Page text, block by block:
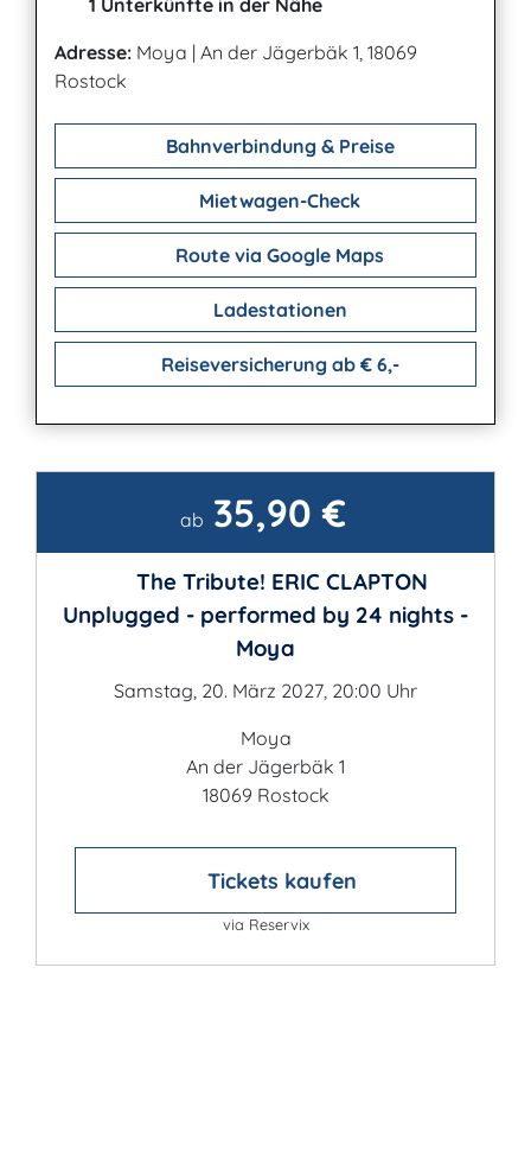
1 Unterkünfte in der Nähe
Adresse: Moya | An der Jägerbäk 1, 18069
Rostock
Bahnverbindung & Preise
Mietwagen-Check
Route via Google Maps
Ladestationen
Reiseversicherung ab € 6,-
Kontaktab 35,90 €
The Tribute! ERIC CLAPTON
Unplugged - performed by 24 nights -
Moya
Samstag, 20. März 2027, 20:00 Uhr
Moya
An der Jägerbäk 1
18069 Rostock
Tickets kaufen
via Reservix